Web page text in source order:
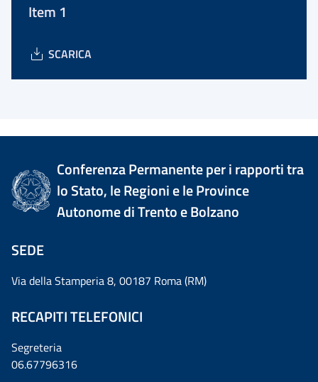
Item 1
SCARICA
Conferenza Permanente per i rapporti tra
lo Stato, le Regioni e le Province
Autonome di Trento e Bolzano
SEDE
Via della Stamperia 8, 00187 Roma (RM)
RECAPITI TELEFONICI
Segreteria
06.67796316